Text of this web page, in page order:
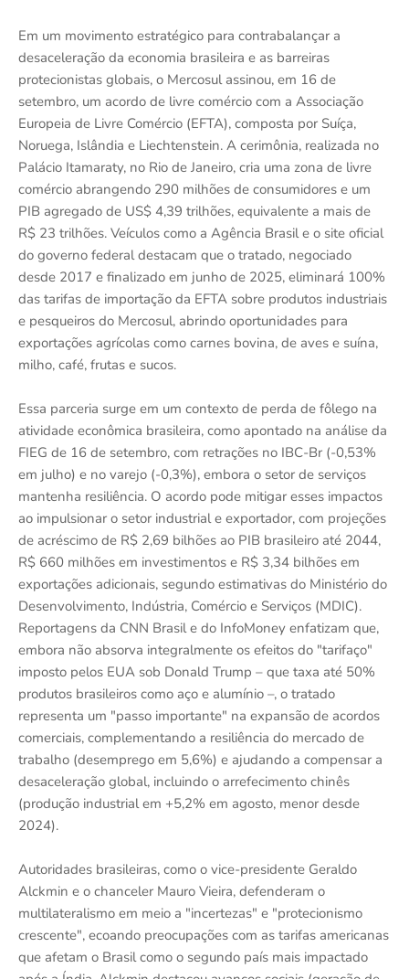
Em um movimento estratégico para contrabalançar a
desaceleração da economia brasileira e as barreiras
protecionistas globais, o Mercosul assinou, em 16 de
setembro, um acordo de livre comércio com a Associação
Europeia de Livre Comércio (EFTA), composta por Suíça,
Noruega, Islândia e Liechtenstein. A cerimônia, realizada no
Palácio Itamaraty, no Rio de Janeiro, cria uma zona de livre
comércio abrangendo 290 milhões de consumidores e um
PIB agregado de US$ 4,39 trilhões, equivalente a mais de
R$ 23 trilhões. Veículos como a Agência Brasil e o site oficial
do governo federal destacam que o tratado, negociado
desde 2017 e finalizado em junho de 2025, eliminará 100%
das tarifas de importação da EFTA sobre produtos industriais
e pesqueiros do Mercosul, abrindo oportunidades para
exportações agrícolas como carnes bovina, de aves e suína,
milho, café, frutas e sucos.
Essa parceria surge em um contexto de perda de fôlego na
atividade econômica brasileira, como apontado na análise da
FIEG de 16 de setembro, com retrações no IBC-Br (-0,53%
em julho) e no varejo (-0,3%), embora o setor de serviços
mantenha resiliência. O acordo pode mitigar esses impactos
ao impulsionar o setor industrial e exportador, com projeções
de acréscimo de R$ 2,69 bilhões ao PIB brasileiro até 2044,
R$ 660 milhões em investimentos e R$ 3,34 bilhões em
exportações adicionais, segundo estimativas do Ministério do
Desenvolvimento, Indústria, Comércio e Serviços (MDIC).
Reportagens da CNN Brasil e do InfoMoney enfatizam que,
embora não absorva integralmente os efeitos do "tarifaço"
imposto pelos EUA sob Donald Trump – que taxa até 50%
produtos brasileiros como aço e alumínio –, o tratado
representa um "passo importante" na expansão de acordos
comerciais, complementando a resiliência do mercado de
trabalho (desemprego em 5,6%) e ajudando a compensar a
desaceleração global, incluindo o arrefecimento chinês
(produção industrial em +5,2% em agosto, menor desde
2024).
Autoridades brasileiras, como o vice-presidente Geraldo
Alckmin e o chanceler Mauro Vieira, defenderam o
multilateralismo em meio a "incertezas" e "protecionismo
crescente", ecoando preocupações com as tarifas americanas
que afetam o Brasil como o segundo país mais impactado